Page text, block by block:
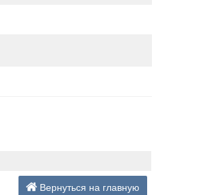
Вернуться на главную